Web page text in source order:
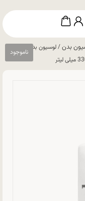
بدن/ لوسیون بدن درمالوگ